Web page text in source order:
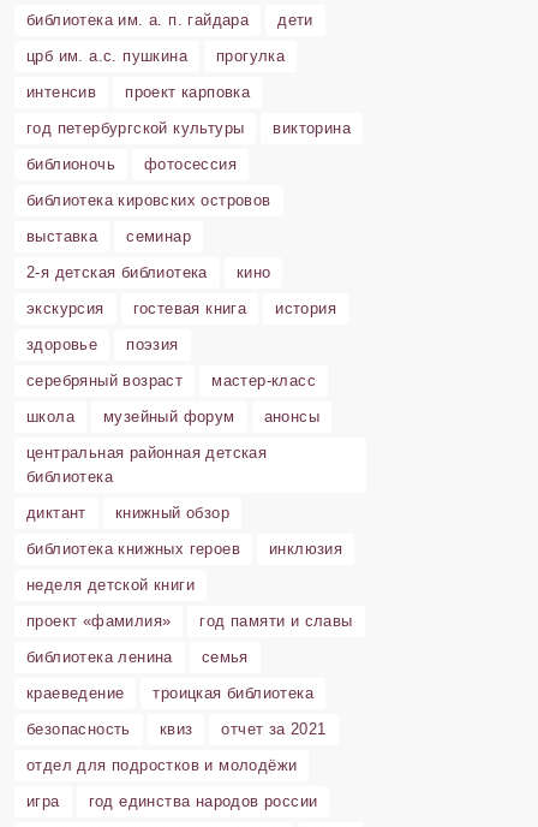
библиотека им. а. п. гайдара
дети
црб им. а.с. пушкина
прогулка
интенсив
проект карповка
год петербургской культуры
викторина
библионочь
фотосессия
библиотека кировских островов
выставка
семинар
2-я детская библиотека
кино
экскурсия
гостевая книга
история
здоровье
поэзия
серебряный возраст
мастер-класс
школа
музейный форум
анонсы
центральная районная детская
библиотека
диктант
книжный обзор
библиотека книжных героев
инклюзия
неделя детской книги
проект «фамилия»
год памяти и славы
библиотека ленина
семья
краеведение
троицкая библиотека
безопасность
квиз
отчет за 2021
отдел для подростков и молодёжи
игра
год единства народов россии